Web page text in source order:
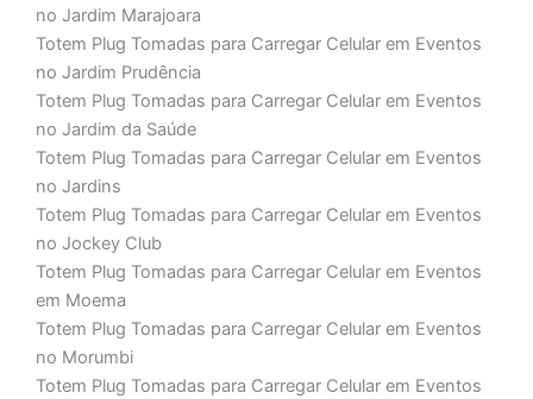
no Jardim Marajoara
Totem Plug Tomadas para Carregar Celular em Eventos
no Jardim Prudência
Totem Plug Tomadas para Carregar Celular em Eventos
no Jardim da Saúde
Totem Plug Tomadas para Carregar Celular em Eventos
no Jardins
Totem Plug Tomadas para Carregar Celular em Eventos
no Jockey Club
Totem Plug Tomadas para Carregar Celular em Eventos
em Moema
Totem Plug Tomadas para Carregar Celular em Eventos
no Morumbi
Totem Plug Tomadas para Carregar Celular em Eventos